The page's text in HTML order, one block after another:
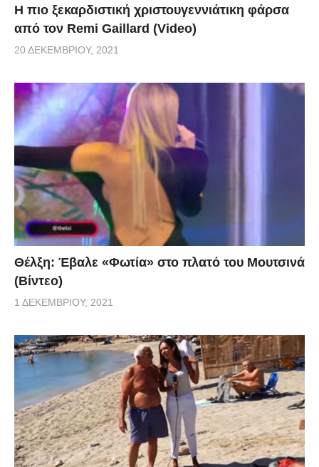
Η πιο ξεκαρδιστική χριστουγεννιάτικη φάρσα
από τον Remi Gaillard (Video)
20 ΔΕΚΕΜΒΡΊΟΥ, 2021
Θέλξη: Έβαλε «Φωτία» στο πλατό του Μουτσινά
(Βίντεο)
1 ΔΕΚΕΜΒΡΊΟΥ, 2021